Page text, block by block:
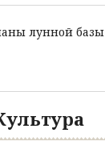
лунной базы